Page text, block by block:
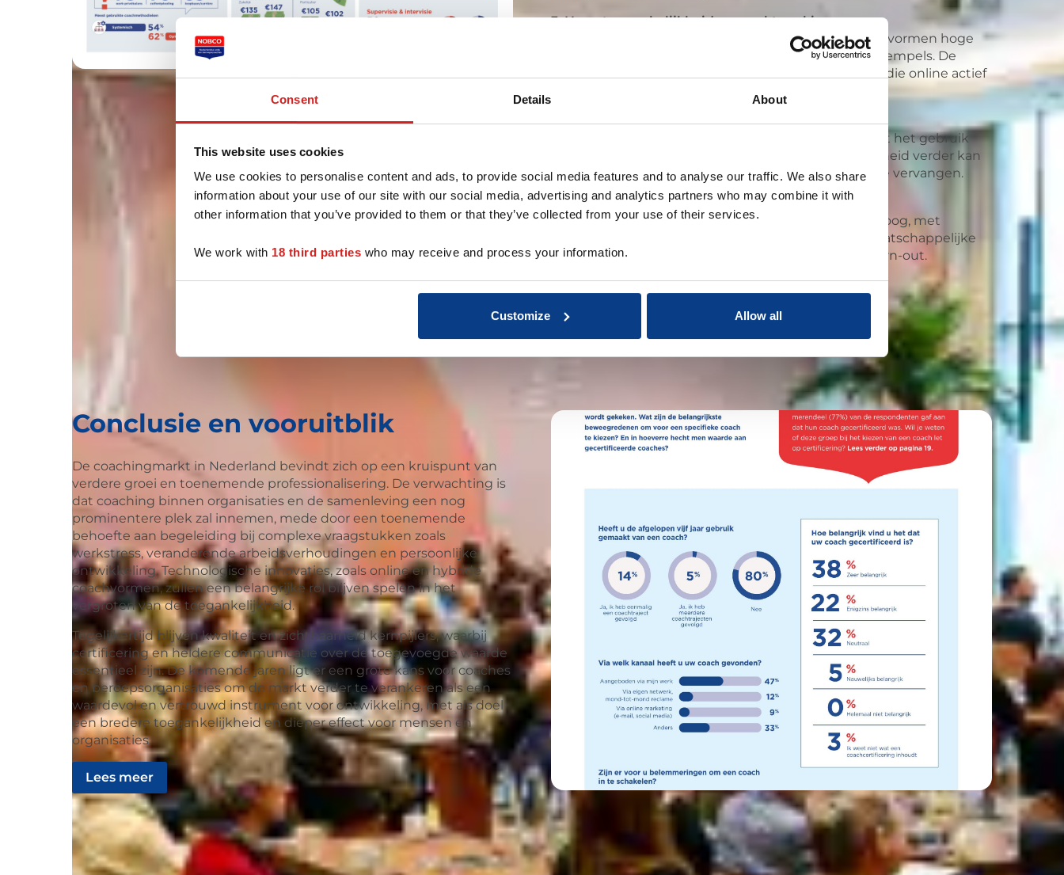
Consent Details About
This website uses cookies
We use cookies to personalise content and ads, to provide social media features and to analyse our traffic. We also share
information about your use of our site with our social media, advertising and analytics partners who may combine it with
other information that you’ve provided to them or that they’ve collected from your use of their services.
We work with 18 third parties who may receive and process your information.
Customize Allow all
3. Hoge toegankelijkheid en marktwerking
Hoewel burgers bereid zijn te investeren in kwaliteit, vormen hoge
kosten en onzekerheid over het effect nog steeds drempels. De
markt is competitief en verzadigd, met veel coaches die online actief
4. Groeiend belang van technologie
Hoewel face-to-face coaching nog dominant is, groeit het gebruik
van digitale en hybride vormen, wat de toegankelijkheid verder kan
vergroten zonder het persoonlijke contact volledig te vervangen.
5. Toekomstgericht vertrouwen en groei
Het vertrouwen in de toekomst van coaching blijft hoog, met
verwachtingen dat de rol binnen organisaties en maatschappelijke
vraagstukken toeneemt, vooral rondom stress en burn-out.
Lees meer
Conclusie en vooruitblik
De coachingmarkt in Nederland bevindt zich op een kruispunt van
verdere groei en toenemende professionalisering. De verwachting is
dat coaching binnen organisaties en de samenleving een nog
prominentere plek zal innemen, mede door een toenemende
behoefte aan begeleiding bij complexe vraagstukken zoals
werkstress, veranderende arbeidsverhoudingen en persoonlijke
ontwikkeling. Technologische innovaties, zoals online en hybride
coachvormen, zullen een belangrijke rol blijven spelen in het
vergroten van de toegankelijkheid.
Tegelijkertijd blijven kwaliteit en zichtbaarheid kernpijlers, waarbij
certificering en heldere communicatie over de toegevoegde waarde
essentieel zijn. De komende jaren ligt er een grote kans voor coaches
en beroepsorganisaties om de markt verder te verankeren als een
waardevol en vertrouwd instrument voor ontwikkeling, met als doel
een bredere toegankelijkheid en dieper effect voor mensen en
organisaties.
Lees meer